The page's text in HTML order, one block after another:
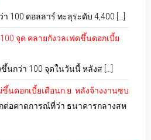
100 ดอลลาร์ ทะลุระดับ 4,400 […]
จุด คลายกังวลเฟดขึ้นดอกเบี้ย
กว่า 100 จุดในวันนี้ หลังส […]
นดอกเบี้ยเดือนก.ย. หลังจ้างงานซบ
อคาดการณ์ที่ว่า ธนาคารกลางสห